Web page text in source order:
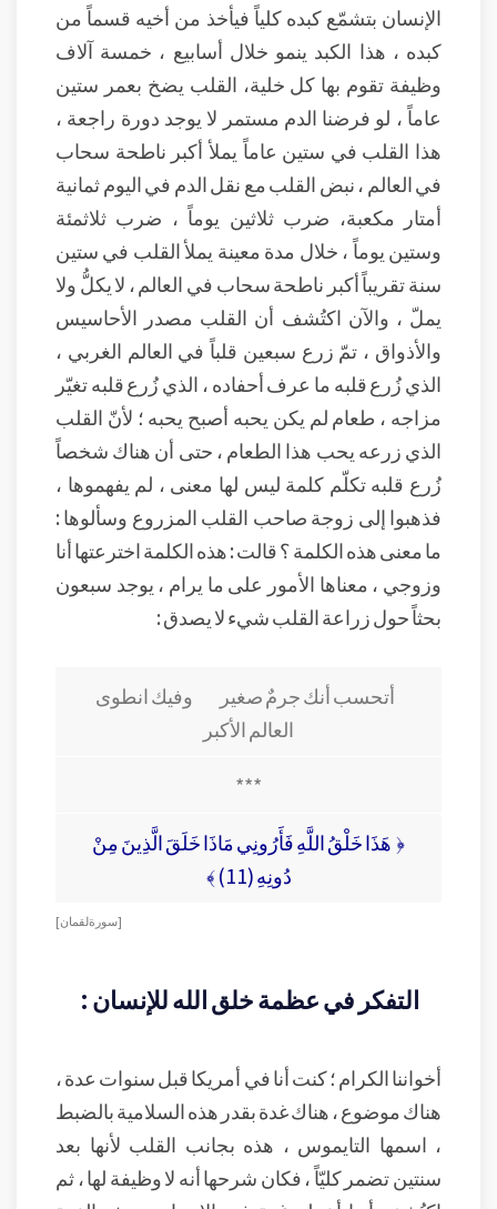
الإنسان بتشمّع كبده كلياً فيأخذ من أخيه قسماً من
كبده ، هذا الكبد ينمو خلال أسابيع ، خمسة آلاف
وظيفة تقوم بها كل خلية، القلب يضخ بعمر ستين
عاماً ، لو فرضنا الدم مستمر لا يوجد دورة راجعة ،
هذا القلب في ستين عاماً يملأ أكبر ناطحة سحاب
في العالم ، نبض القلب مع نقل الدم في اليوم ثمانية
أمتار مكعبة، ضرب ثلاثين يوماً ، ضرب ثلاثمئة
وستين يوماً ، خلال مدة معينة يملأ القلب في ستين
سنة تقريباً أكبر ناطحة سحاب في العالم ، لا يكلُّ ولا
يملّ ، والآن اكتُشف أن القلب مصدر الأحاسيس
والأذواق ، تمّ زرع سبعين قلباً في العالم الغربي ،
الذي زُرع قلبه ما عرف أحفاده ، الذي زُرع قلبه تغيّر
مزاجه ، طعام لم يكن يحبه أصبح يحبه ؛ لأنّ القلب
الذي زرعه يحب هذا الطعام ، حتى أن هناك شخصاً
زُرع قلبه تكلّم كلمة ليس لها معنى ، لم يفهموها ،
فذهبوا إلى زوجة صاحب القلب المزروع وسألوها :
ما معنى هذه الكلمة ؟ قالت : هذه الكلمة اخترعتها أنا
وزوجي ، معناها الأمور على ما يرام ، يوجد سبعون
بحثاً حول زراعة القلب شيء لا يصدق :
أتحسب أنك جرمٌ صغير وفيك انطوى
العالم الأكبر
***
﴿ هَذَا خَلْقُ اللَّهِ فَأَرُونِي مَاذَا خَلَقَ الَّذِينَ مِنْ
دُونِهِ (11) ﴾
[ سورة لقمان ]
التفكر في عظمة خلق الله للإنسان :
أخواننا الكرام ؛ كنت أنا في أمريكا قبل سنوات عدة ،
هناك موضوع ، هناك غدة بقدر هذه السلامية بالضبط
، اسمها التايموس ، هذه بجانب القلب لأنها بعد
سنتين تضمر كليّاً ، فكان شرحها أنه لا وظيفة لها ، ثم